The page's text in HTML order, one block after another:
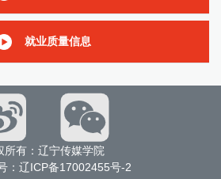
就业质量信息
所有：辽宁传媒学院
：辽ICP备17002455号-2